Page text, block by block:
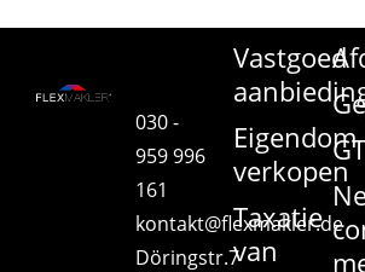
030 -
959 996
161
kontakt@flexmakler.de
Döringstr.7
Vastgoed
Eigendom
verkopen
Taxatie
van